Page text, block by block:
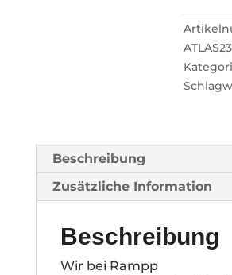
Beschreibung
Zusätzliche Information
Beschreibung
Wir bei Rampp